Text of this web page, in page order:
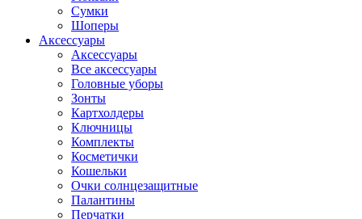
Сумки
Шоперы
Аксессуары
Аксессуары
Все аксессуары
Головные уборы
Зонты
Картхолдеры
Ключницы
Комплекты
Косметички
Кошельки
Очки солнцезащитные
Палантины
Перчатки